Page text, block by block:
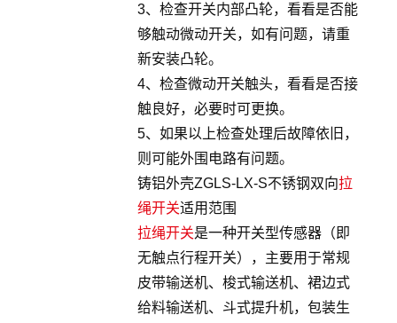
3、检查开关内部凸轮，看看是否能
够触动微动开关，如有问题，请重
新安装凸轮。
4、检查微动开关触头，看看是否接
触良好，必要时可更换。
5、如果以上检查处理后故障依旧，
则可能外围电路有问题。
铸铝外壳ZGLS-LX-S不锈钢双向拉
绳开关适用范围
拉绳开关是一种开关型传感器（即
无触点行程开关），主要用于常规
皮带输送机、梭式输送机、裙边式
给料输送机、斗式提升机，包装生